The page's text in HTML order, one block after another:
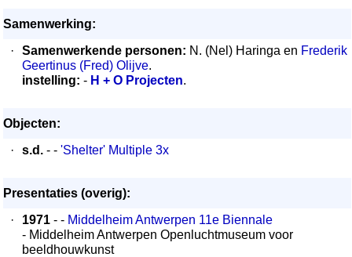
Samenwerking:
·
Samenwerkende personen: N. (Nel) Haringa en Frederik
Geertinus (Fred) Olijve.
instelling: - H + O Projecten.
Objecten:
·
s.d. - - 'Shelter' Multiple 3x
Presentaties (overig):
·
1971 - - Middelheim Antwerpen 11e Biennale
- Middelheim Antwerpen Openluchtmuseum voor
beeldhouwkunst